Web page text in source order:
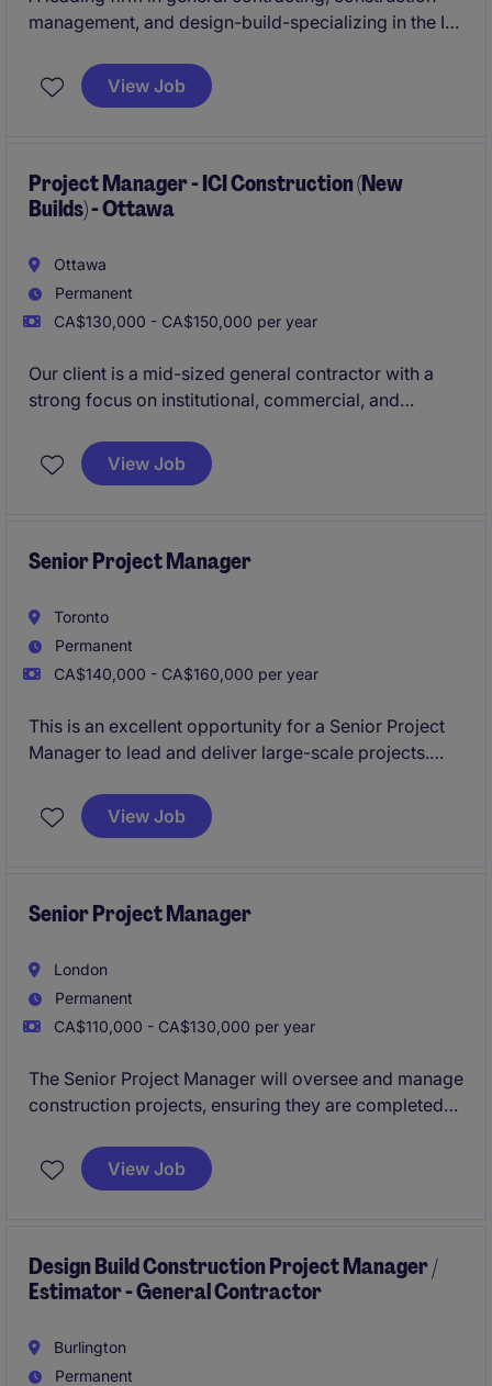
management, and design-build-specializing in the ICI
Manager
to oversee construction projects ranging
from
$20M to $50Min the
View Job
Project Manager - ICI Construction (New
Builds) - Ottawa
Ottawa
Permanent
CA$130,000 - CA$150,000 per year
Our client is a mid-sized general contractor with a
strong focus on institutional, commercial, and
an experienced Project Manager to lead and oversee
all operational phases of new build projects in the
View Job
Senior Project Manager
Toronto
Permanent
CA$140,000 - CA$160,000 per year
This is an excellent opportunity for a Senior Project
Manager to lead and deliver large-scale projects.
competitive compensation package and a chance to
make a significant impact in a fast-paced
View Job
Senior Project Manager
London
Permanent
CA$110,000 - CA$130,000 per year
The Senior Project Manager will oversee and manage
construction projects, ensuring they are completed
standards. This role requires a strong understanding
of construction processes and the ability to lead
View Job
Design Build Construction Project Manager /
Estimator - General Contractor
Burlington
Permanent